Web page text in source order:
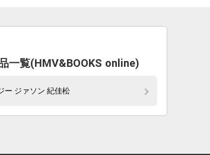
一覧(HMV&BOOKS online)
ー ジァソン 紀佳松